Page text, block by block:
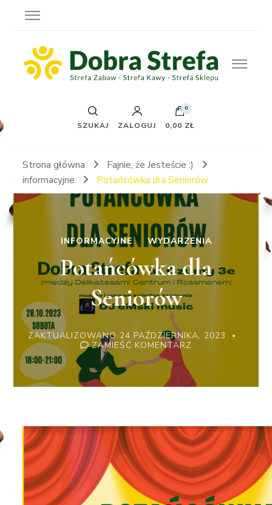
SZUKAJ ZALOGUJ
0
0,00 ZŁ
Strona główna
Fajnie, że Jesteście :)
informacyjne
Potańcówka dla Seniorów
INFORMACYJNE WYDARZENIA
Potańcówka dla
Seniorów
ZAKTUALIZOWANO 24 PAŹDZIERNIKA, 2023
ZAMIEŚĆ KOMENTARZ
DLA
SENIORÓW